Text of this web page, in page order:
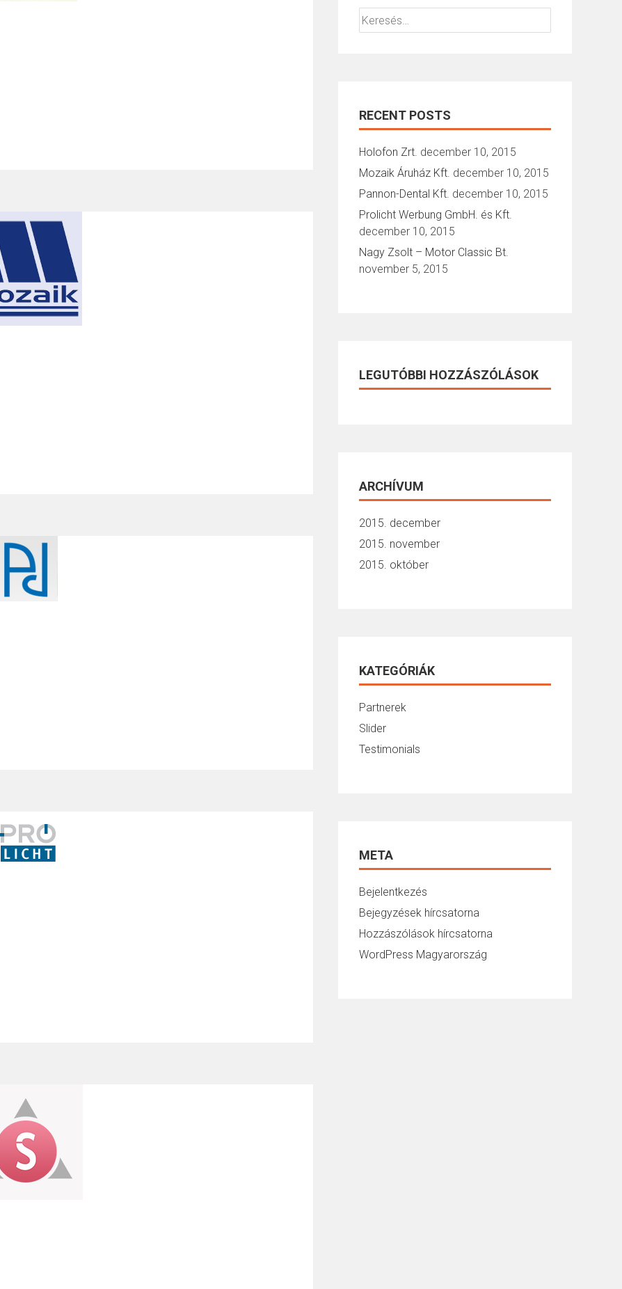
Keresés:
RECENT POSTS
Holofon Zrt. december 10, 2015
Mozaik Áruház Kft. december 10, 2015
Pannon-Dental Kft. december 10, 2015
Prolicht Werbung GmbH. és Kft.
december 10, 2015
Nagy Zsolt – Motor Classic Bt.
november 5, 2015
LEGUTÓBBI HOZZÁSZÓLÁSOK
ARCHÍVUM
2015. december
2015. november
2015. október
KATEGÓRIÁK
Partnerek
Slider
Testimonials
META
Bejelentkezés
Bejegyzések hírcsatorna
Hozzászólások hírcsatorna
WordPress Magyarország